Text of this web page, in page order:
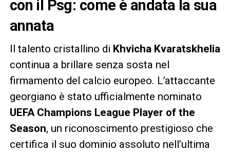
con il Psg: come è andata la sua
annata
Il talento cristallino di Khvicha Kvaratskhelia
continua a brillare senza sosta nel
firmamento del calcio europeo. L’attaccante
georgiano è stato ufficialmente nominato
UEFA Champions League Player of the
Season, un riconoscimento prestigioso che
certifica il suo dominio assoluto nell’ultima